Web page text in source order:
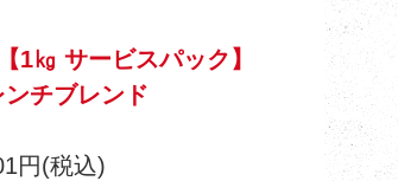
【1㎏ サービスパック】
ンチブレンド
円(税込)